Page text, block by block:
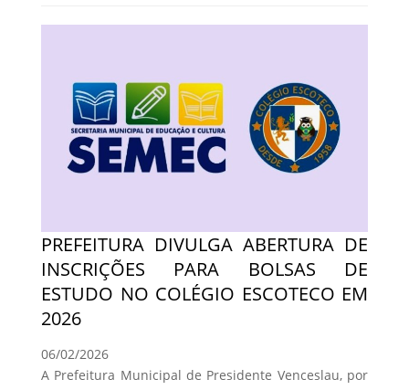
PREFEITURA DIVULGA ABERTURA DE
INSCRIÇÕES PARA BOLSAS DE
ESTUDO NO COLÉGIO ESCOTECO EM
2026
06/02/2026
A Prefeitura Municipal de Presidente Venceslau, por